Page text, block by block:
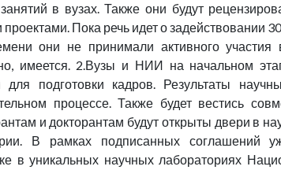
в вузах. Также они будут
Пока речь идет о задействовании
они не принимали активного участия
имеется. 2.Вузы и НИИ на начальном
для подготовки кадров. Результаты
процессе. Также будет вестись
и докторантам будут открыты двери в
В рамках подписанных соглашений
в уникальных научных лабораториях